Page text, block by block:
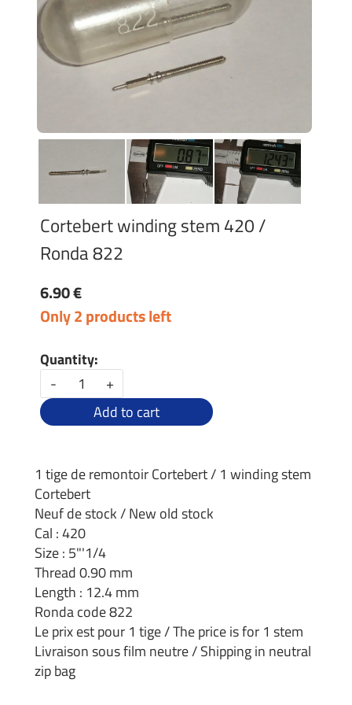
Cortebert winding stem 420 /
Ronda 822
6.90 €
Only 2 products left
Quantity:
-
+
Add to cart
1 tige de remontoir Cortebert / 1 winding stem
Cortebert
Neuf de stock / New old stock
Cal : 420
Size : 5"'1/4
Thread 0.90 mm
Length : 12.4 mm
Ronda code 822
Le prix est pour 1 tige / The price is for 1 stem
Livraison sous film neutre / Shipping in neutral
zip bag